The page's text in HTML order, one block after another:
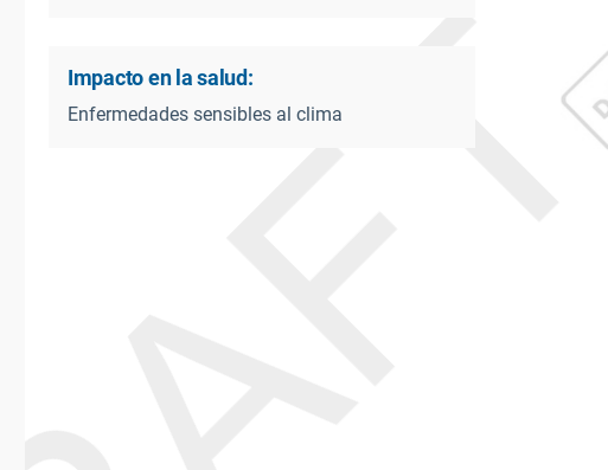
Impacto en la salud:
Enfermedades sensibles al clima